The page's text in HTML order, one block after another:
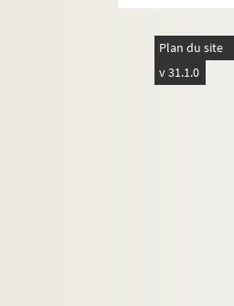
Plan du site
v 31.1.0